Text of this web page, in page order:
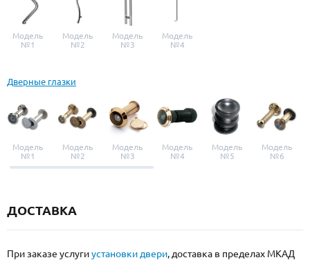
Модель
№1
Модель
№2
Модель
№3
Модель
№4
Дверные глазки
Модель
№1
Модель
№2
Модель
№3
Модель
№4
Модель
№5
Модель
№6
ДОСТАВКА
При заказе услугиустановки двери, доставка в пределах МКАД